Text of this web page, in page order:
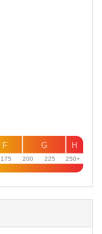
175 200 225 250+
H
G
F